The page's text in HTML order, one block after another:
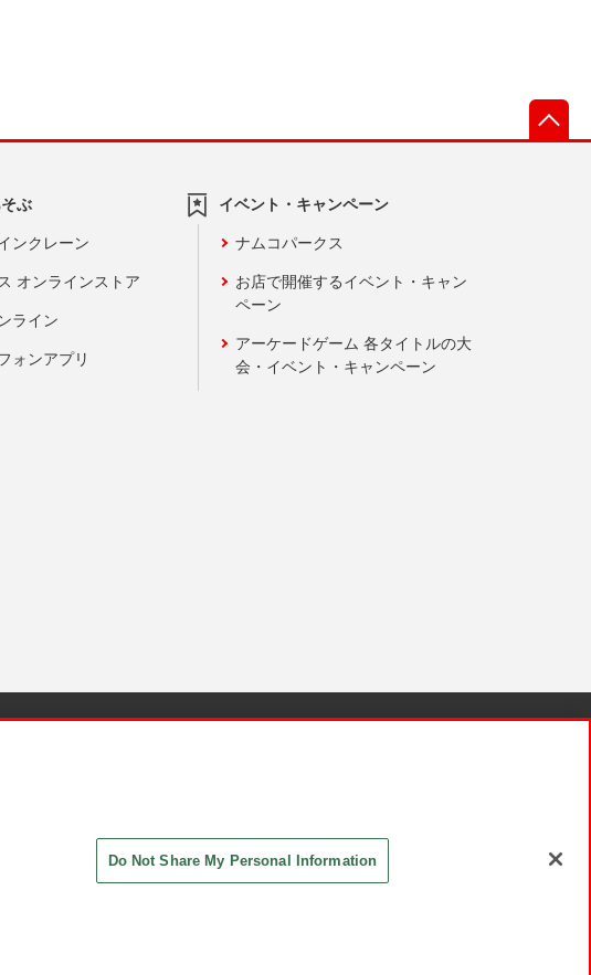
ぶ
ンクレーン
オンラインストア
ライン
ォンアプリ
イベント・キャンペーン
ナムコパークス
お店で開催するイベント・キャン
ペーン
アーケードゲーム 各タイトルの大
会・イベント・キャンペーン
Do Not Share My Personal Information